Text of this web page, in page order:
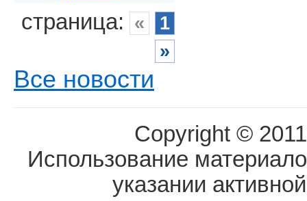
страница: «
1
»
Все новости
Copyright ©
Использование
указании